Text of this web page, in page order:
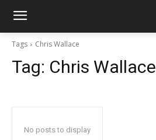
Tags Chris Wallace
Tag: Chris Wallace
No posts to display